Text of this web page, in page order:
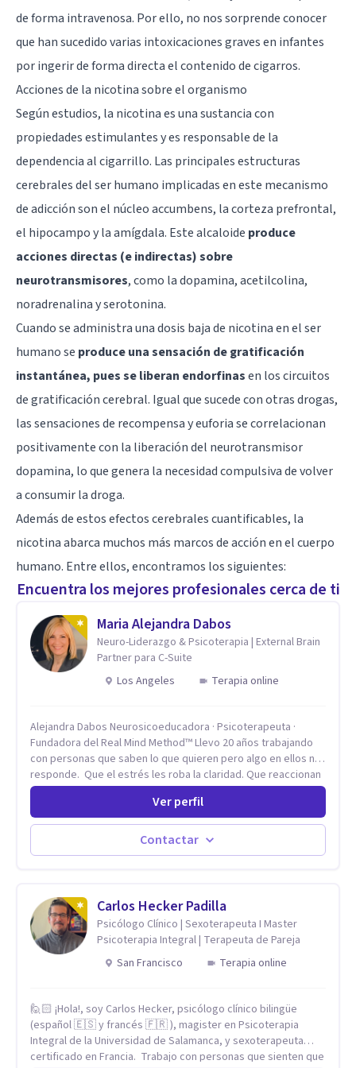
de forma intravenosa. Por ello, no nos sorprende conocer
que han sucedido varias intoxicaciones graves en infantes
por ingerir de forma directa el contenido de cigarros.
Acciones de la nicotina sobre el organismo
Según estudios, la nicotina es una sustancia con
propiedades estimulantes y es responsable de la
dependencia al cigarrillo. Las principales estructuras
cerebrales del ser humano implicadas en este mecanismo
de adicción son el núcleo accumbens, la corteza prefrontal,
el hipocampo y la amígdala. Este alcaloide produce
acciones directas (e indirectas) sobre
neurotransmisores, como ladopamina, acetilcolina,
noradrenalina y serotonina.
Cuando se administra una dosis baja de nicotina en el ser
humano se produce una sensación de gratificación
instantánea, pues se liberan endorfinasen los circuitos
de gratificación cerebral. Igual que sucede con otras drogas,
las sensaciones de recompensa y euforia se correlacionan
positivamente con la liberación del neurotransmisor
dopamina, lo que genera la necesidad compulsiva de volver
a consumir la droga.
Además de estos efectos cerebrales cuantificables, la
nicotina abarca muchos más marcos de acción en el cuerpo
humano. Entre ellos, encontramos los siguientes:
Encuentra los mejores profesionales cerca de ti
Maria Alejandra Dabos
Neuro-Liderazgo & Psicoterapia | External Brain
Partner para C-Suite
Los Angeles
Terapia online
Alejandra Dabos Neurosicoeducadora · Psicoterapeuta ·
Fundadora del Real Mind Method™ Llevo 20 años trabajando
con personas que saben lo que quieren pero algo en ellos no
responde. Que el estrés les roba la claridad. Que reaccionan
antes de pensar y después se arrepienten. Que las
relaciones importantes se desgastan sin poder detenerlo. Mi
enfoque combina la neurociencia del comportamiento con la
psicoterapia de profundidad. No trabajo sobre los síntomas.
Trabajo sobre el sistema nervioso — el mecanismo que
patrón cambie.
Ver perfil
Contactar
Carlos Hecker Padilla
Psicólogo Clínico | Sexoterapeuta I Master
Psicoterapia Integral | Terapeuta de Pareja
San Francisco
Terapia online
🙋🏻 ¡Hola!, soy Carlos Hecker, psicólogo clínico bilingüe
(español 🇪🇸 y francés 🇫🇷 ), magister en Psicoterapia
Integral de la Universidad de Salamanca, y sexoterapeuta
certificado en Francia. Trabajo con personas que sienten que